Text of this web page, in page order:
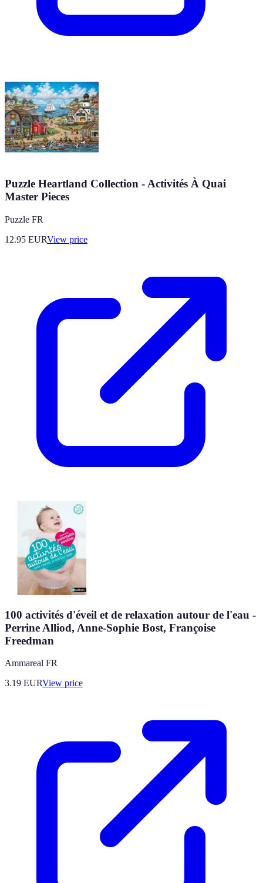
Puzzle Heartland Collection - Activités À Quai
Master Pieces
Puzzle FR
12.95 EURView price
100 activités d'éveil et de relaxation autour de l'eau -
Perrine Alliod, Anne-Sophie Bost, Françoise
Freedman
Ammareal FR
3.19 EURView price